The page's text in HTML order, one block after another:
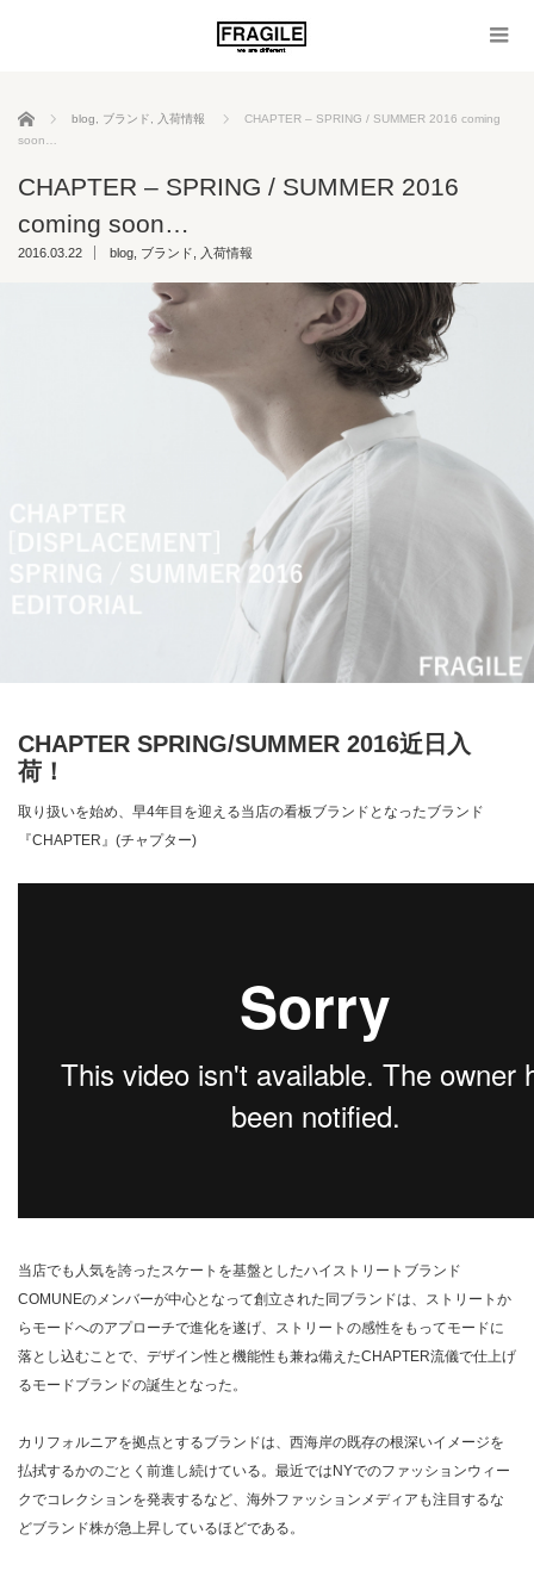
ホーム blog ブランド 入荷情報
CHAPTER – SPRING / SUMMER 2016 coming
soon…
CHAPTER – SPRING / SUMMER 2016
coming soon…
2016.03.22 blog ブランド 入荷情報
CHAPTER SPRING/SUMMER 2016近日入
荷！
取り扱いを始め、早4年目を迎える当店の看板ブランドとなったブランド
『CHAPTER』(チャプター)
当店でも人気を誇ったスケートを基盤としたハイストリートブランド
COMUNEのメンバーが中心となって創立された同ブランドは、ストリートか
らモードへのアプローチで進化を遂げ、ストリートの感性をもってモードに
落とし込むことで、デザイン性と機能性も兼ね備えたCHAPTER流儀で仕上げ
るモードブランドの誕生となった。
カリフォルニアを拠点とするブランドは、西海岸の既存の根深いイメージを
払拭するかのごとく前進し続けている。最近ではNYでのファッションウィー
クでコレクションを発表するなど、海外ファッションメディアも注目するな
どブランド株が急上昇しているほどである。